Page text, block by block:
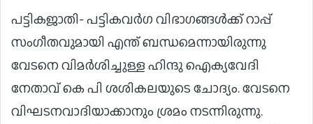
പട്ടികജാതി- പട്ടികവര്‍ഗ വിഭാഗങ്ങള്‍ക്ക് റാപ്പ്
സംഗീതവുമായി എന്ത് ബന്ധമെന്നായിരുന്നു
വേടനെ വിമര്‍ശിച്ചുള്ള ഹിന്ദു ഐക്യവേദി
നേതാവ് കെ പി ശശികലയുടെ ചോദ്യം. വേടനെ
വിഘടനവാദിയാക്കാനും ശ്രമം നടന്നിരുന്നു.